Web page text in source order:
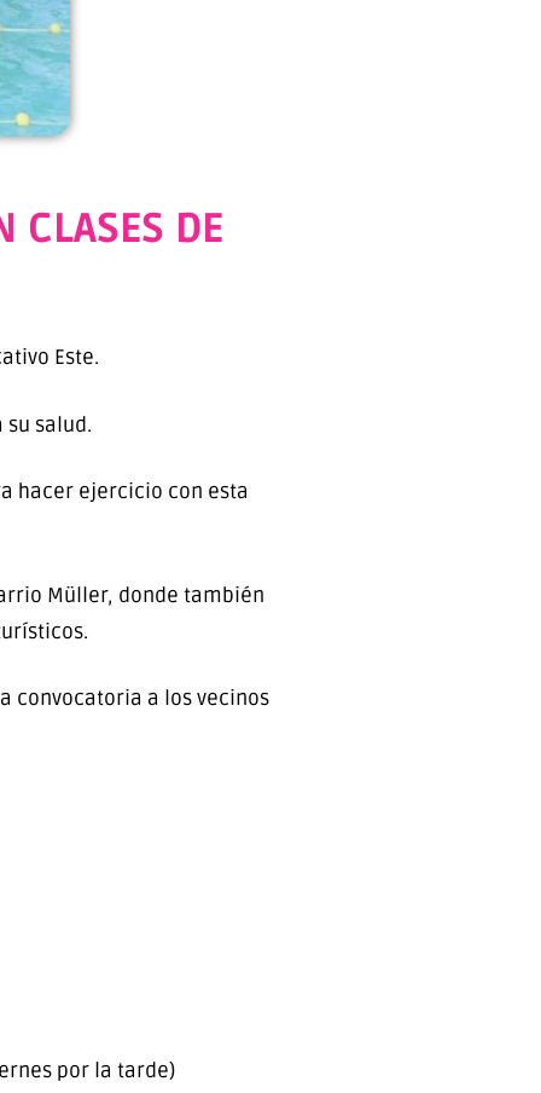
CLASES DE
Este.
salud.
hacer ejercicio con esta
Müller, donde también
convocatoria a los vecinos
por la tarde)